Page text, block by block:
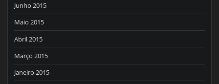
Junho 2015
Maio 2015
Abril 2015
Março 2015
Janeiro 2015